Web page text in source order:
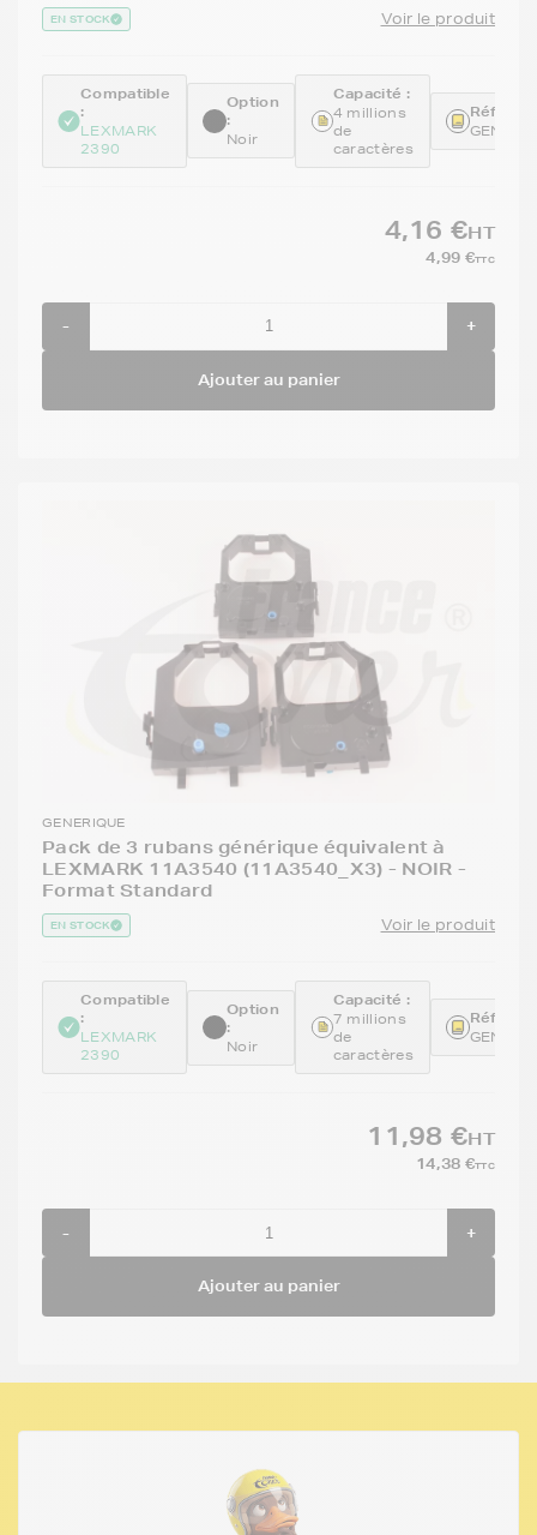
EN STOCK Voir le produit
Compatible
:
LEXMARK
2390
Option
:
Noir
Capacité :
4 millions
de
caractères
4,16 €HT
4,99 €TTC
- +
Ajouter au panier
GENERIQUE
Pack de 3 rubans générique équivalent à
LEXMARK 11A3540 (11A3540_X3) - NOIR -
Format Standard
EN STOCK Voir le produit
Compatible
:
LEXMARK
2390
Option
:
Noir
Capacité :
7 millions
de
caractères
11,98 €HT
14,38 €TTC
- +
Ajouter au panier